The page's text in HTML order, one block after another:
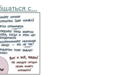
с...